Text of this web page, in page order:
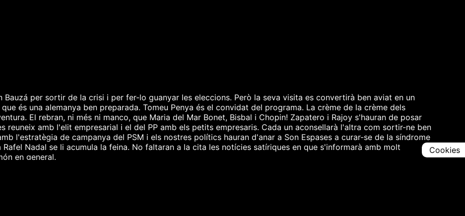
Bauzá per sortir de la crisi i per fer-lo guanyar les eleccions. Però la seva visita es convertirà ben aviat en un
és una alemanya ben preparada. Tomeu Penya és el convidat del programa. La crème de la crème dels
El rebran, ni més ni manco, que Maria del Mar Bonet, Bisbal i Chopin! Zapatero i Rajoy s'hauran de posar
reuneix amb l'elit empresarial i el del PP amb els petits empresaris. Cada un aconsellarà l'altra com sortir-ne ben
l'estratègia de campanya del PSM i els nostres polítics hauran d'anar a Son Espases a curar-se de la síndrome
Nadal se li acumula la feina. No faltaran a la cita les notícies satíriques en que s'informarà amb molt
en general.
Cookies